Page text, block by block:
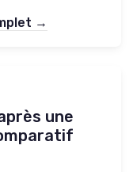
→
une